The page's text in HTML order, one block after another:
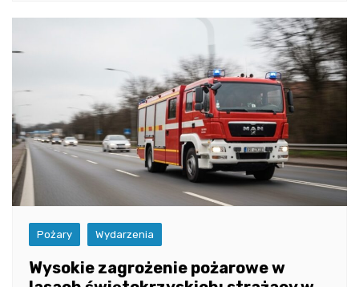
Pożary Wydarzenia
Wysokie zagrożenie pożarowe w